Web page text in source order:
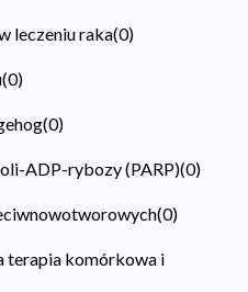
leczeniu raka(0)
(0)
(0)
ADP-rybozy (PARP)(0)
(0)
terapia komórkowa i